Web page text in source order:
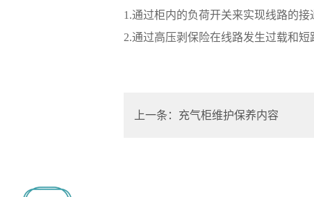
1.通过柜内的负荷开关来实现线路的
2.通过高压剥保险在线路发生过载和短
上一条：充气柜维护保养内容